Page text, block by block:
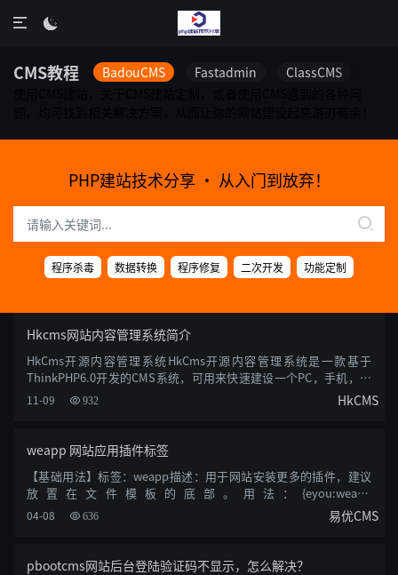

CMS教程 BadouCMS Fastadmin ClassCMS
PHP建站技术分享 · 从入门到放弃！
程序杀毒 数据转换 程序修复 二次开发 功能定制
Hkcms网站内容管理系统简介
HkCms开源内容管理系统HkCms开源内容管理系统是一款基于
ThinkPHP6.0开发的CMS系统，可用来快速建设一个PC，手机，微
信都可以访问的企业站点。以代码开源、免费商业授权、系统......
11-09 932 HkCMS
weapp 网站应用插件标签
【基础用法】标签：weapp描述：用于网站安装更多的插件，建议
放置在文件模板的底部。用法：{eyou:weapp
type=&#39;default&#39; /}属性：......
04-08 636 易优CMS
pbootcms网站后台登陆验证码不显示，怎么解决？